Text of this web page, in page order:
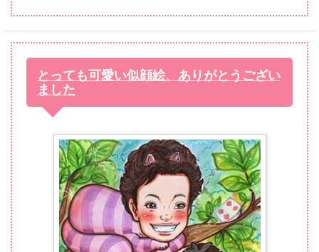
とっても可愛い似顔絵、ありがとうござい
ました